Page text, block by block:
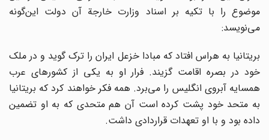
موضوع را با تکیه بر اسناد وزارت خارجة آن دولت این‌گونه
می‌نویسد:
بریتانیا به هراس افتاد که مبادا خزعل ایران را ترک گوید و در ملک
خود در بصره اقامت گزیند. فرار او به یکی از کشورهای عرب
همسایه آبروی انگلیس را می‌برد. همه فکر خواهند کرد که بریتانیا
به متحد خود پشت کرده است آن هم متحدی که به او تضمین
داده بود و با او تعهدات قراردادی داشت.